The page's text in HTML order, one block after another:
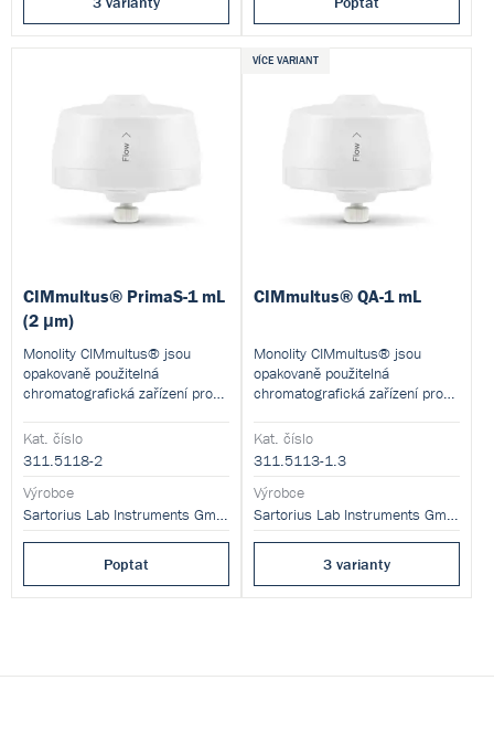
CIMmultus® PrimaS-1 mL
(2 μm)
Monolity CIMmultus® jsou
opakovaně použitelná
chromatografická zařízení pro
složitých biologických vzorků s
vysokým rozlišením.
Kat. číslo
311.5118-2
Výrobce
Sartorius Lab Instruments GmbH and Co. KG
Poptat
VÍCE VARIANT
CIMmultus® QA-1 mL
Monolity CIMmultus® jsou
opakovaně použitelná
chromatografická zařízení pro
složitých biologických vzorků s
vysokým rozlišením.
Kat. číslo
311.5113-1.3
Výrobce
Sartorius Lab Instruments GmbH and Co. KG
3 varianty